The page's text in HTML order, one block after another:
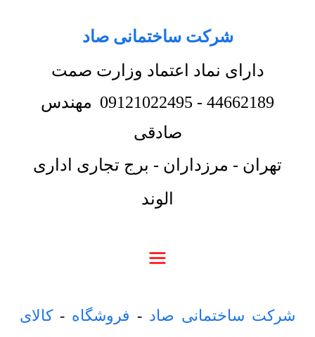
شرکت ساختمانی صاد
دارای نماد اعتماد وزارت صمت
44662189
-
09121022495 مهندس
صادقی
تهران - مرزداران - برج تجاری اداری
الوند
شرکت ساختمانی صاد - فروشگاه -کالای